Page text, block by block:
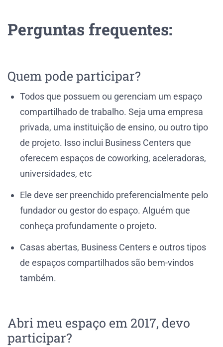
Perguntas frequentes:
Quem pode participar?
Todos que possuem ou gerenciam um espaço
compartilhado de trabalho. Seja uma empresa
privada, uma instituição de ensino, ou outro tipo
de projeto. Isso inclui Business Centers que
oferecem espaços de coworking, aceleradoras,
universidades, etc
Ele deve ser preenchido preferencialmente pelo
fundador ou gestor do espaço. Alguém que
conheça profundamente o projeto.
Casas abertas, Business Centers e outros tipos
de espaços compartilhados são bem-vindos
também.
Abri meu espaço em 2017, devo
participar?